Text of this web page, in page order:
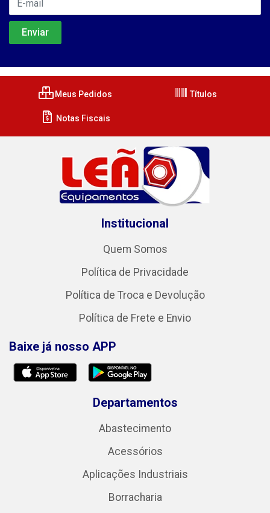
Meus Pedidos Títulos
Notas Fiscais
Institucional
Quem Somos
Política de Privacidade
Política de Troca e Devolução
Política de Frete e Envio
Baixe já nosso APP
Departamentos
Abastecimento
Acessórios
Aplicações Industriais
Borracharia